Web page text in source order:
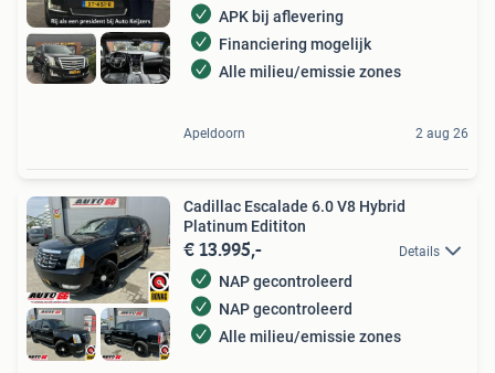
APK bij aflevering
Financiering mogelijk
Alle milieu/emissie zones
Apeldoorn 2 aug 26
Cadillac Escalade 6.0 V8 Hybrid
Platinum Edititon
€ 13.995,- Details
NAP gecontroleerd
NAP gecontroleerd
Alle milieu/emissie zones